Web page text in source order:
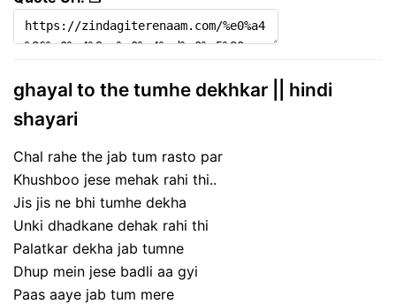
ghayal to the tumhe dekhkar || hindi
shayari
Chal rahe the jab tum rasto par
Khushboo jese mehak rahi thi..
Jis jis ne bhi tumhe dekha
Unki dhadkane dehak rahi thi
Palatkar dekha jab tumne
Dhup mein jese badli aa gyi
Paas aaye jab tum mere